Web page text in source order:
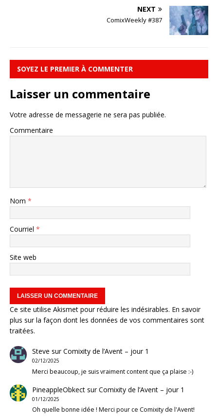
NEXT
ComixWeekly #387
SOYEZ LE PREMIER À COMMENTER
Laisser un commentaire
Votre adresse de messagerie ne sera pas publiée.
Commentaire
Nom *
Courriel *
Site web
Ce site utilise Akismet pour réduire les indésirables. En savoir
plus sur la façon dont les données de vos commentaires sont
traitées.
Steve surComixity de l’Avent – jour 1
02/12/2025
Merci beaucoup, je suis vraiment content que ça plaise :-)
PineappleObkectsurComixity de l’Avent – jour 1
01/12/2025
Oh quelle bonne idée ! Merci pour ce Comixity de l'Avent!